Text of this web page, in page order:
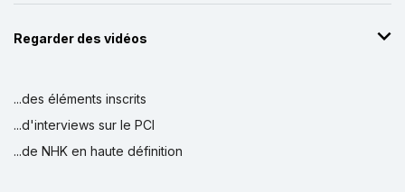
Regarder des vidéos
...des éléments inscrits
...d'interviews sur le PCI
...de NHK en haute définition